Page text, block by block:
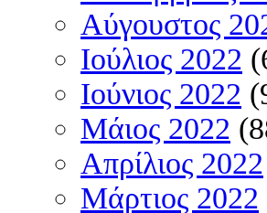
Αύγουστος
Ιούλιος 2022
Ιούνιος 2022
Μάιος 2022
Απρίλιος 2022
Μάρτιος 2022